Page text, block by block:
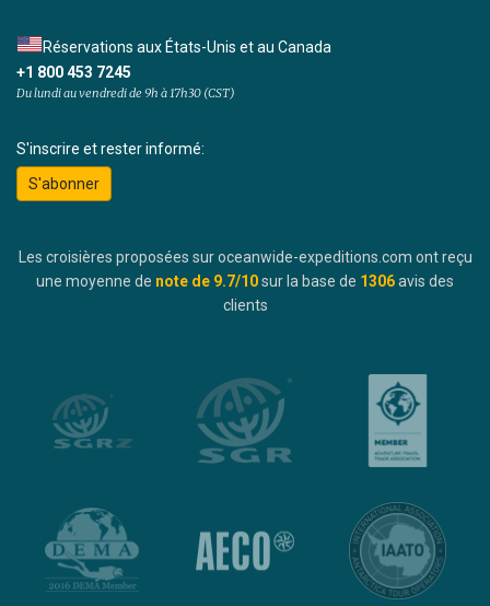
Réservations aux États-Unis et au Canada
+1 800 453 7245
Du lundi au vendredi de 9h à 17h30 (CST)
S'inscrire et rester informé:
S'abonner
Les croisières proposées sur oceanwide-expeditions.com ont reçu
une moyenne de note de 9.7/10sur la base de 1306avis des
clients